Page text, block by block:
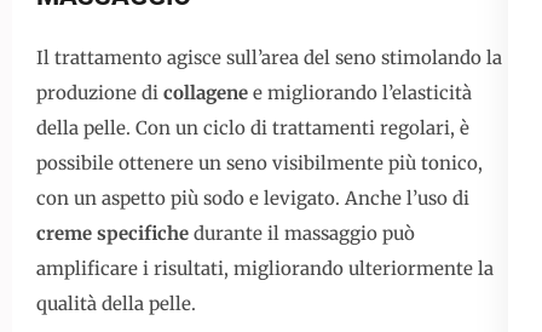
Il trattamento agisce sull’area del seno stimolando la
produzione di collagene e migliorando l’elasticità
della pelle. Con un ciclo di trattamenti regolari, è
possibile ottenere un seno visibilmente più tonico,
con un aspetto più sodo e levigato. Anche l’uso di
creme specifiche durante il massaggio può
amplificare i risultati, migliorando ulteriormente la
qualità della pelle.